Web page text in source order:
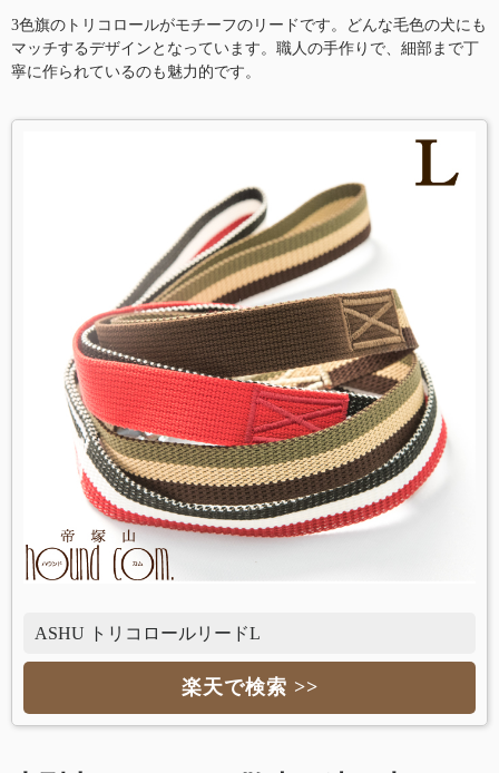
3色旗のトリコロールがモチーフのリードです。どんな毛色の犬にも
マッチするデザインとなっています。職人の手作りで、細部まで丁
寧に作られているのも魅力的です。
ASHU トリコロールリードL
楽天で検索 >>